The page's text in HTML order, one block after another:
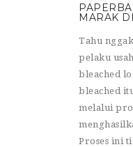
MARAK
Tahu
pelaku
bleached
bleached
melalui
Proses ini